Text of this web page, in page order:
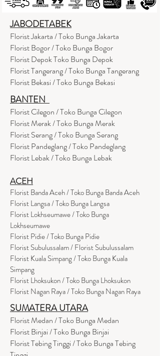
JABODETABEK
Florist Jakarta / Toko Bunga Jakarta
Florist Bogor / Toko Bunga Bogor
Florist Depok Toko Bunga Depok
Florist Tangerang / Toko Bunga Tangerang
Florist Bekasi / Toko Bunga Bekasi
BANTEN
Florist Cilegon / Toko Bunga Cilegon
Florist Merak / Toko Bunga Merak
Florist Serang / Toko Bunga Serang
Florist Pandeglang / Toko Pandeglang
Florist Lebak / Toko Bunga Lebak
ACEH
Florist Banda Aceh / Toko Bunga Banda Aceh
Florist Langsa / Toko Bunga Langsa
Florist Lokhseumawe / Toko Bunga
Lokhseumawe
Florist Pidie / Toko Bunga Pidie
Florist Subulussalam / Florist Subulussalam
Florist Kuala Simpang / Toko Bunga Kuala
Simpang
Florist Lhoksukon / Toko Bunga Lhoksukon
Florist Nagan Raya / Toko Bunga Nagan Raya
SUMATERA UTARA
Florist Medan / Toko Bunga Medan
Florist Binjai / Toko Bunga Binjai
Florist Tebing Tinggi / Toko Bunga Tebing